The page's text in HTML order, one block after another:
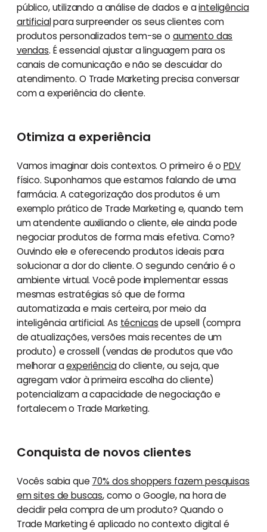
público, utilizando a análise de dados e ainteligência
artificialpara surpreender os seus clientes com
produtos personalizados tem-se o aumento das
vendas. É essencial ajustar a linguagem para os
canais de comunicação e não se descuidar do
atendimento. O Trade Marketing precisa conversar
com a experiência do cliente.
Otimiza a experiência
Vamos imaginar dois contextos. O primeiro é o PDV
físico. Suponhamos que estamos falando de uma
farmácia. A categorização dos produtos é um
exemplo prático de Trade Marketing e, quando tem
um atendente auxiliando o cliente, ele ainda pode
negociar produtos de forma mais efetiva. Como?
Ouvindo ele e oferecendo produtos ideais para
solucionar a dor do cliente. O segundo cenário é o
ambiente virtual. Você pode implementar essas
mesmas estratégias só que de forma
automatizada e mais certeira, por meio da
inteligência artificial. As técnicasde upsell (compra
de atualizações, versões mais recentes de um
produto) e crossell (vendas de produtos que vão
melhorar aexperiênciado cliente, ou seja, que
agregam valor à primeira escolha do cliente)
potencializam a capacidade de negociação e
fortalecem o Trade Marketing.
Conquista de novos clientes
Vocês sabia que 70% dos shoppers fazem pesquisas
em sites de buscas, como o Google, na hora de
decidir pela compra de um produto? Quando o
Trade Marketing é aplicado no contexto digital é